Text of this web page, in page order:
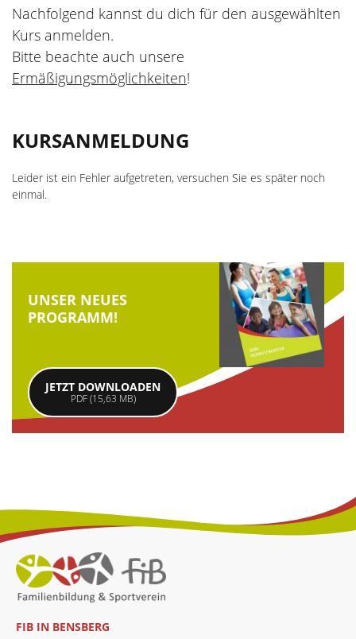
Aktiv durch die Ferien
Veranstaltungsorte
Ermäßigungen und Zuschüsse
Gutscheine
Die Kursleiter
wellcome
Aktuelle Stellenangebote
Unsere Kooperationspartner
Nachfolgend kannst du dich für den ausgewählten
Kurs anmelden.
Bitte beachte auch unsere
Ermäßigungsmöglichkeiten!
KURSANMELDUNG
Leider ist ein Fehler aufgetreten, versuchen Sie es später noch
einmal.
UNSER NEUES
PROGRAMM!
JETZT DOWNLOADEN
PDF (15,63 MB)
FIB IN BENSBERG